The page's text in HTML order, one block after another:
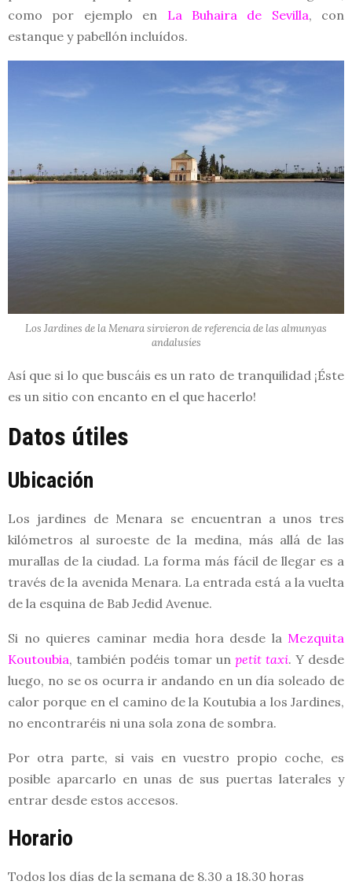
como por ejemplo en La Buhaira de Sevilla, con
estanque y pabellón incluídos.
Los Jardines de la Menara sirvieron de referencia de las almunyas
andalusíes
Así que si lo que buscáis es un rato de tranquilidad ¡Éste
es un sitio con encanto en el que hacerlo!
Datos útiles
Ubicación
Los jardines de Menara se encuentran a unos tres
kilómetros al suroeste de la medina, más allá de las
murallas de la ciudad. La forma más fácil de llegar es a
través de la avenida Menara. La entrada está a la vuelta
de la esquina de Bab Jedid Avenue.
Si no quieres caminar media hora desde la Mezquita
Koutoubia, también podéis tomar un petit taxi. Y desde
luego, no se os ocurra ir andando en un día soleado de
calor porque en el camino de la Koutubia a los Jardines,
no encontraréis ni una sola zona de sombra.
Por otra parte, si vais en vuestro propio coche, es
posible aparcarlo en unas de sus puertas laterales y
entrar desde estos accesos.
Horario
Todos los días de la semana de 8.30 a 18.30 horas